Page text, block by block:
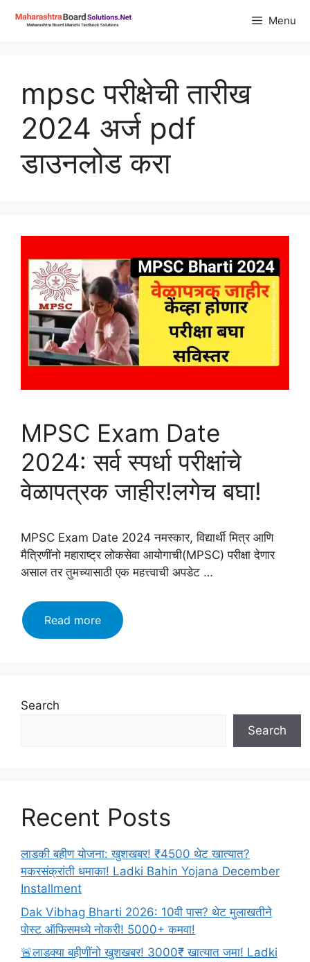
Menu
mpsc परीक्षेची तारीख
2024 अर्ज pdf
डाउनलोड करा
MPSC Exam Date
2024: सर्व स्पर्धा परीक्षांचे
वेळापत्रक जाहीर!लगेच बघा!
MPSC Exam Date 2024 नमस्कार, विद्यार्थी मित्र आणि
मैत्रिणींनो महाराष्ट्र लोकसेवा आयोगाची(MPSC) परीक्षा देणार
असाल तर तुमच्यासाठी एक महत्त्वाची अपडेट …
Read moreMPSC
Exam
Search
Search
Recent Posts
लाडकी बहीण योजना: खुशखबर! ₹4500 थेट खात्यात?
मकरसंक्रांती धमाका! Ladki Bahin Yojana December
Installment
Dak Vibhag Bharti 2026: 10वी पास? थेट मुलाखतीने
पोस्ट ऑफिसमध्ये नोकरी! 5000+ कमवा!
🚨लाडक्या बहीणींनो खुशखबर! 3000₹ खात्यात जमा! Ladki